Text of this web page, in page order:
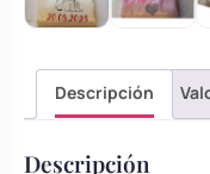
Descripción
Descripción